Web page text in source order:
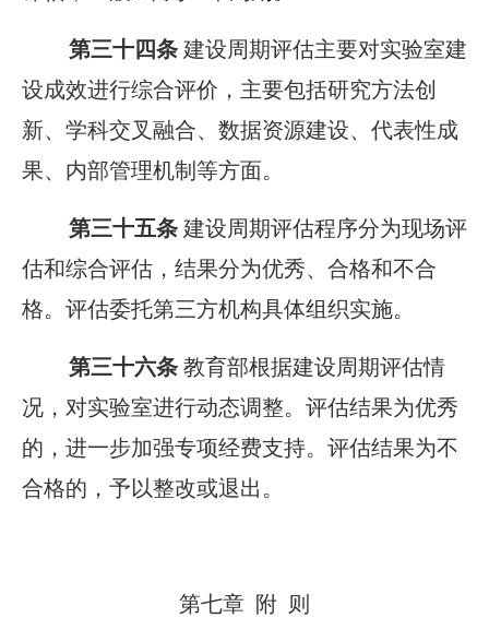
第三十四条 建设周期评估主要对实验室建
设成效进行综合评价，主要包括研究方法创
新、学科交叉融合、数据资源建设、代表性成
果、内部管理机制等方面。
第三十五条 建设周期评估程序分为现场评
估和综合评估，结果分为优秀、合格和不合
格。评估委托第三方机构具体组织实施。
第三十六条 教育部根据建设周期评估情
况，对实验室进行动态调整。评估结果为优秀
的，进一步加强专项经费支持。评估结果为不
合格的，予以整改或退出。
第七章 附 则